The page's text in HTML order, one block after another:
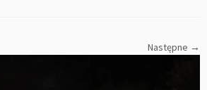
Następne →